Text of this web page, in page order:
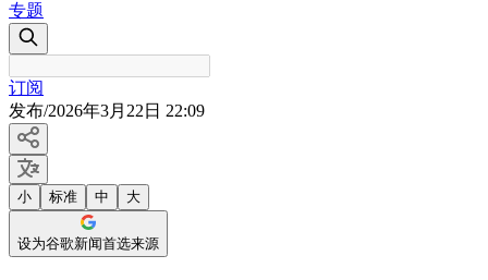
专题
订阅
发布/2026年3月22日 22:09
小 标准 中 大
设为谷歌新闻首选来源